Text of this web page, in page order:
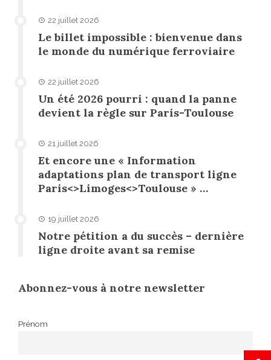
22 juillet 2026
Le billet impossible : bienvenue dans
le monde du numérique ferroviaire
22 juillet 2026
Un été 2026 pourri : quand la panne
devient la règle sur Paris-Toulouse
21 juillet 2026
Et encore une « Information
adaptations plan de transport ligne
Paris<>Limoges<>Toulouse » …
19 juillet 2026
Notre pétition a du succès – dernière
ligne droite avant sa remise
Abonnez-vous à notre newsletter
Prénom